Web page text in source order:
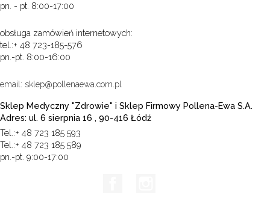
pn. - pt. 8:00-17:00
obsługa zamówień internetowych:
tel.:+ 48 723-185-576
pn.-pt. 8:00-16:00
email: sklep@pollenaewa.com.pl
Sklep Medyczny "Zdrowie" i Sklep Firmowy Pollena-Ewa S.A.
Adres: ul. 6 sierpnia 16 , 90-416 Łódź
Tel.:+ 48 723 185 593
Tel.:+ 48 723 185 589
pn.-pt. 9:00-17:00